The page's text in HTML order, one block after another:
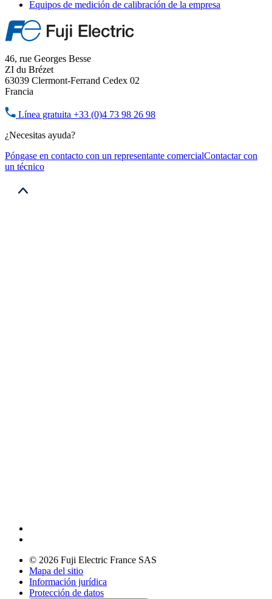
Equipos de medición de calibración de la empresa
46, rue Georges Besse
ZI du Brézet
63039 Clermont-Ferrand Cedex 02
Francia
Línea gratuita +33 (0)4 73 98 26 98
¿Necesitas ayuda?
Póngase en contacto con un representante comercialContactar con
un técnico
© 2026 Fuji Electric France SAS
Mapa del sitio
Información jurídica
Protección de datos